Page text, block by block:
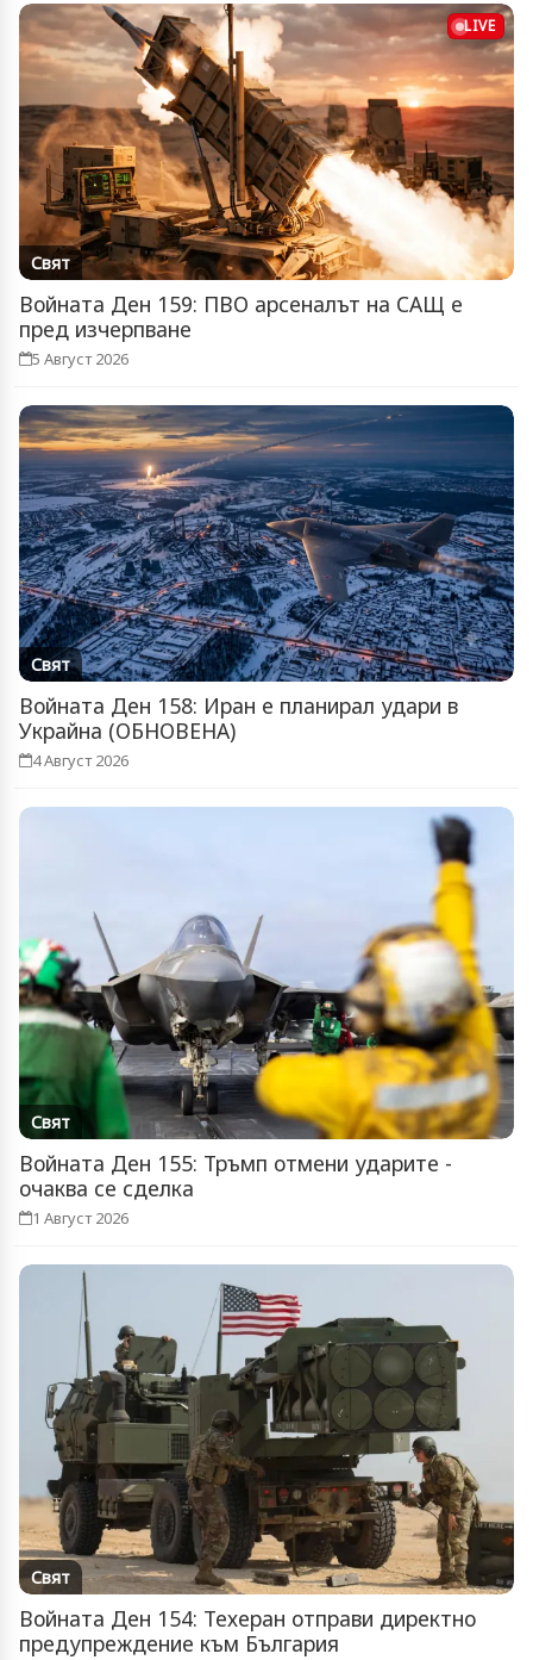
LIVE
Свят
Войната Ден 159: ПВО арсеналът на САЩ е
пред изчерпване
5 Август 2026
Свят
Войната Ден 158: Иран е планирал удари в
Украйна (ОБНОВЕНА)
4 Август 2026
Свят
Войната Ден 155: Тръмп отмени ударите -
очаква се сделка
1 Август 2026
Свят
Войната Ден 154: Техеран отправи директно
предупреждение към България